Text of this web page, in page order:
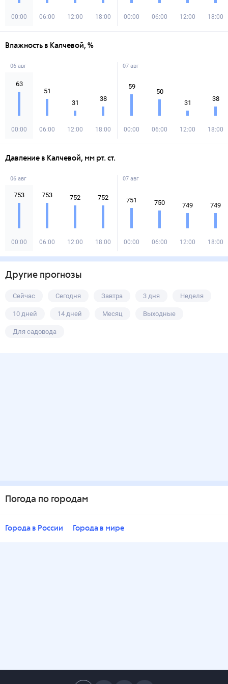
00:00 06:00 12:00 18:00 00:00 06:00 12:00 18:00
Влажность в Калчевой, %
06 авг
63
00:00
51
06:00
31
12:00
38
18:00
07 авг
59
00:00
50
06:00
31
12:00
38
18:00
Давление в Калчевой, мм рт. ст.
06 авг
753
00:00
753
06:00
752
12:00
752
18:00
07 авг
751
00:00
750
06:00
749
12:00
749
18:00
Другие прогнозы
Сейчас Сегодня Завтра 3 дня Неделя
10 дней 14 дней Месяц Выходные
Для садовода
Погода по городам
Города в России Города в мире